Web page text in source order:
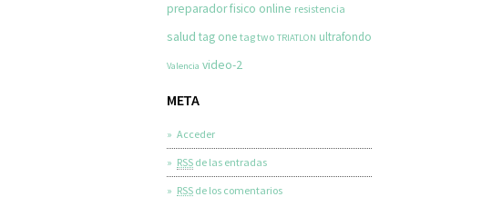
preparador fisico online resistencia
salud tag one tag two TRIATLON ultrafondo
Valencia video-2
META
Acceder
RSS de las entradas
RSS de los comentarios